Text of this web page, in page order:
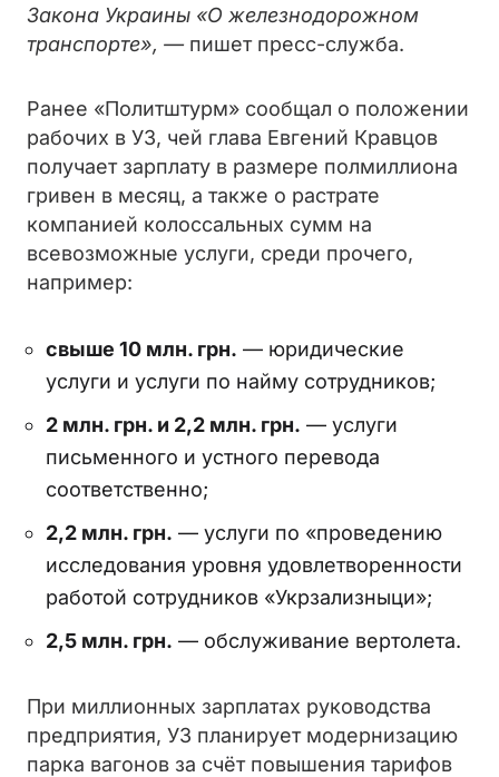
Закона Украины «О железнодорожном
транспорте», — пишет пресс-служба.
Ранее «Политштурм» сообщал о положении
рабочих в УЗ, чей глава Евгений Кравцов
получает зарплату в размере полмиллиона
гривен в месяц, а также о растрате
компанией колоссальных сумм на
всевозможные услуги, среди прочего,
например:
свыше 10 млн. грн. — юридические
услуги и услуги по найму сотрудников;
2 млн. грн. и 2,2 млн. грн. — услуги
письменного и устного перевода
соответственно;
2,2 млн. грн. — услуги по «проведению
исследования уровня удовлетворенности
работой сотрудников «Укрзализныци»;
2,5 млн. грн. — обслуживание вертолета.
При миллионных зарплатах руководства
предприятия, УЗ планирует модернизацию
парка вагонов за счёт повышения тарифов